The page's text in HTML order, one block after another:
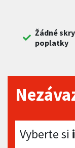
Žádné
poplatky
Vyberte si
Vyberte si